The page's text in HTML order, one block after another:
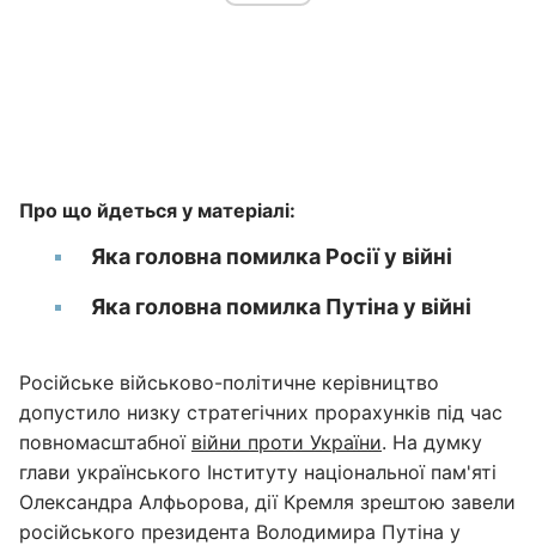
Про що йдеться у матеріалі:
Яка головна помилка Росії у війні
Яка головна помилка Путіна у війні
Російське військово-політичне керівництво
допустило низку стратегічних прорахунків під час
повномасштабної війни проти України. На думку
глави українського Інституту національної пам'яті
Олександра Алфьорова, дії Кремля зрештою завели
російського президента Володимира Путіна у